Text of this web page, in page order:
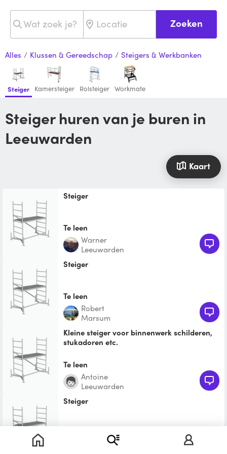
Zoeken
Alles / Klussen & Gereedschap / Steigers & Werkbanken
Steiger Kamersteiger Rolsteiger Workmate
Steiger huren van je buren in
Leeuwarden
Kaart
Steiger
Te leen
Warner
Leeuwarden
Steiger
Te leen
Robert
Marsum
Kleine steiger voor binnenwerk schilderen,
stukadoren etc.
Te leen
Antoine
Leeuwarden
Steiger